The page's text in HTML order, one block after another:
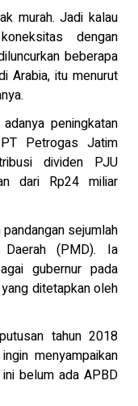
murah. Jadi kalau
dengan
beberapa
Arabia, itu menurut
peningkatan
Petrogas Jatim
dividen PJU
dari Rp24 miliar
sejumlah
(PMD). Ia
gubernur pada
ditetapkan oleh
tahun 2018
menyampaikan
belum ada APBD